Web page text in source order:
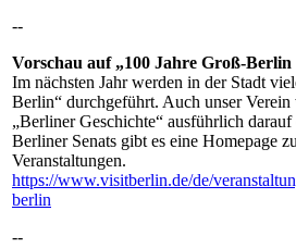
--
Vorschau auf „100 Jahre Groß-Berlin
Im nächsten Jahr werden in der Stadt
Berlin“ durchgeführt. Auch unser
„Berliner Geschichte“ ausführlich
Berliner Senats gibt es eine Homepage
Veranstaltungen.
https://www.visitberlin.de/de/
berlin
--